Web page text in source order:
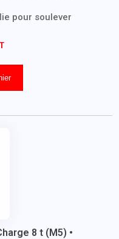
pour soulever
8 t (M5) •